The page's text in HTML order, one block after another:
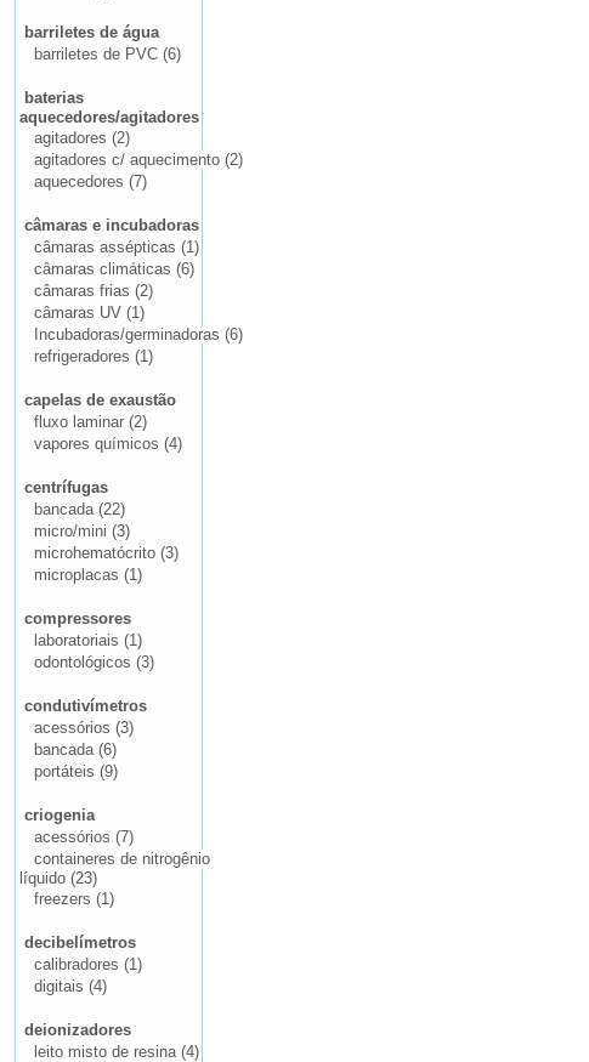
barriletes de água
barriletes de PVC (6)
baterias
aquecedores/agitadores
agitadores (2)
agitadores c/ aquecimento (2)
aquecedores (7)
câmaras e incubadoras
câmaras assépticas (1)
câmaras climáticas (6)
câmaras frias (2)
câmaras UV (1)
Incubadoras/germinadoras (6)
refrigeradores (1)
capelas de exaustão
fluxo laminar (2)
vapores químicos (4)
centrífugas
bancada (22)
micro/mini (3)
microhematócrito (3)
microplacas (1)
compressores
laboratoriais (1)
odontológicos (3)
condutivímetros
acessórios (3)
bancada (6)
portáteis (9)
criogenia
acessórios (7)
containeres de nitrogênio
líquido (23)
freezers (1)
decibelímetros
calibradores (1)
digitais (4)
deionizadores
leito misto de resina (4)